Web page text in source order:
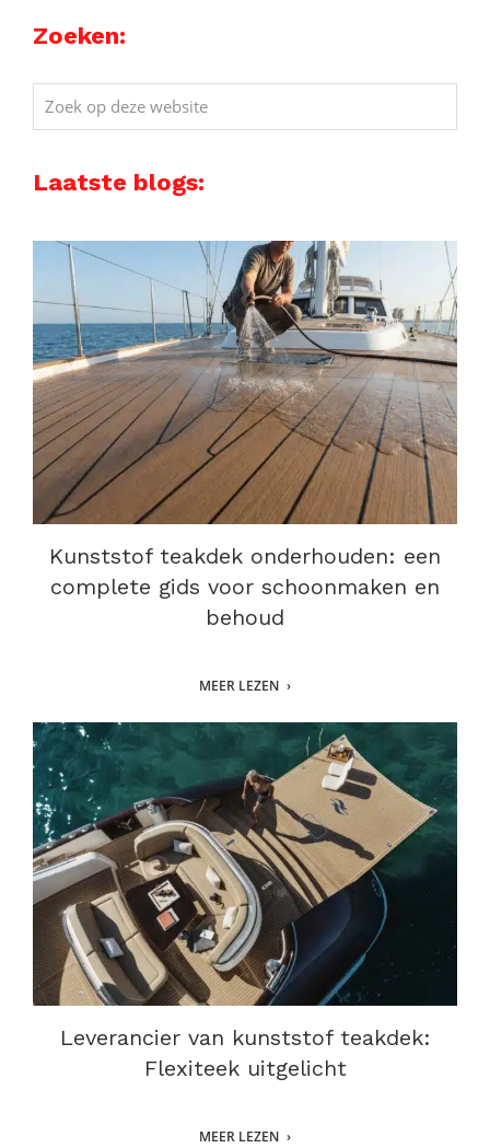
Zoeken:
Zoek
op
website
Laatste blogs:
Kunststof teakdek onderhouden: een
complete gids voor schoonmaken en
behoud
MEER LEZEN
Leverancier van kunststof teakdek:
Flexiteek uitgelicht
MEER LEZEN